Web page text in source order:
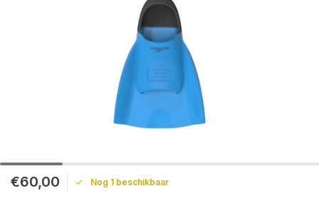
€60,00 Nog 1 beschikbaar